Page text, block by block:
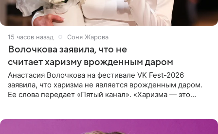
15 часов назад Соня Жарова
Волочкова заявила, что не
считает харизму врожденным даром
Анастасия Волочкова на фестивале VK Fest-2026
заявила, что харизма не является врожденным даром.
Ее слова передает «Пятый канал». «Харизма — это